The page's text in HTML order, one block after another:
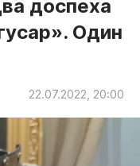
доспеха
Один
22.07.2022, 20:00